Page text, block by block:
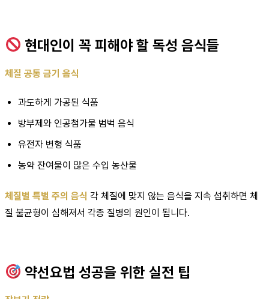
현대인이 꼭 피해야 할 독성 음식들
체질 공통 금기 음식
과도하게 가공된 식품
방부제와 인공첨가물 범벅 음식
유전자 변형 식품
농약 잔여물이 많은 수입 농산물
체질별 특별 주의 음식 각 체질에 맞지 않는 음식을 지속 섭취하면 체
질 불균형이 심해져서 각종 질병의 원인이 됩니다.
약선요법 성공을 위한 실전 팁